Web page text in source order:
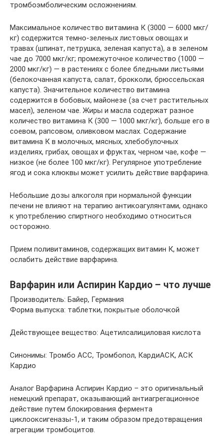
тромбоэмболическим осложнениям.
Максимальное количество витамина К (3000 — 6000 мкг/
кг) содержится темно-зеленых листовых овощах и
травах (шпинат, петрушка, зеленая капуста), а в зеленом
чае до 7000 мкг/кг; промежуточное количество (1000 —
2000 мкг/кг) — в растениях с более бледными листьями
(белокочанная капуста, салат, брокколи, брюссельская
капуста). Значительное количество витамина
содержится в бобовых, майонезе (за счет растительных
масел), зеленом чае. Жиры и масла содержат разное
количество витамина К (300 — 1000 мкг/кг), больше его в
соевом, рапсовом, оливковом маслах. Содержание
витамина К в молочных, мясных, хлебобулочных
изделиях, грибах, овощах и фруктах, черном чае, кофе —
низкое (не более 100 мкг/кг). Регулярное употребление
ягод и сока клюквы может усилить действие варфарина.
Небольшие дозы алкоголя при нормальной функции
печени не влияют на терапию антикоагулянтами, однако
к употреблению спиртного необходимо относиться
осторожно.
Прием поливитаминов, содержащих витамин К, может
ослабить действие варфарина.
Варфарин или Аспирин Кардио – что лучше
Производитель: Байер, Германия
Форма выпуска: таблетки, покрытые оболочкой
Действующее вещество: Ацетилсалициловая кислота
Синонимы: Тромбо АСС, Тромбопол, КардиАСК, АСК
Кардио
Аналог Варфарина Аспирин Кардио – это оригинальный
немецкий препарат, оказывающий антиагрегационное
действие путем блокирования фермента
циклооксигеназы-1, и таким образом предотвращения
агрегации тромбоцитов.